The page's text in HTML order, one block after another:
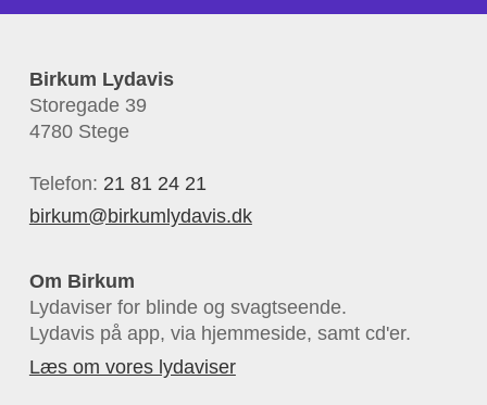
Birkum Lydavis
Storegade 39
4780 Stege
Telefon: 21 81 24 21
birkum@birkumlydavis.dk
Om Birkum
Lydaviser for blinde og svagtseende.
Lydavis på app, via hjemmeside, samt cd'er.
Læs om vores lydaviser